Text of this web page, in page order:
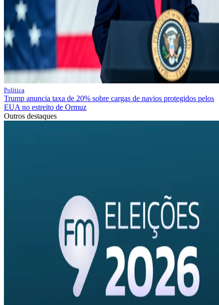
Política
Trump anuncia taxa de 20% sobre cargas de navios protegidos pelos
EUA no estreito de Ormuz
Outros destaques